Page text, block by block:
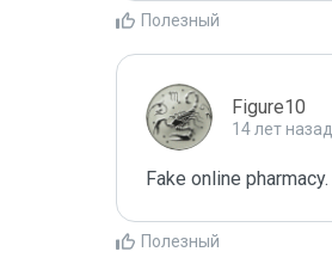
Полезный
Figure10
14 лет назад
Fake online pharmacy.
Полезный